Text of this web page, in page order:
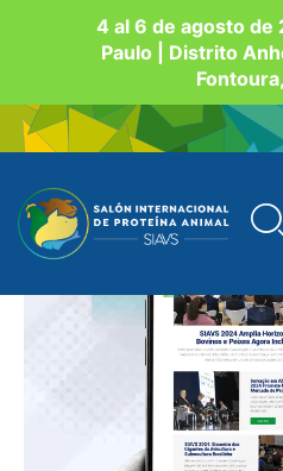
4 al 6 de agosto de
Paulo | Distrito